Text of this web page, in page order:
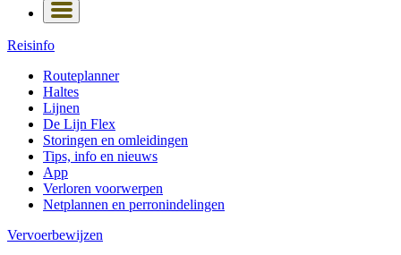
Reisinfo
Routeplanner
Haltes
Lijnen
De Lijn Flex
Storingen en omleidingen
Tips, info en nieuws
App
Verloren voorwerpen
Netplannen en perronindelingen
Vervoerbewijzen